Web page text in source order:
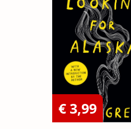
€ 3,99